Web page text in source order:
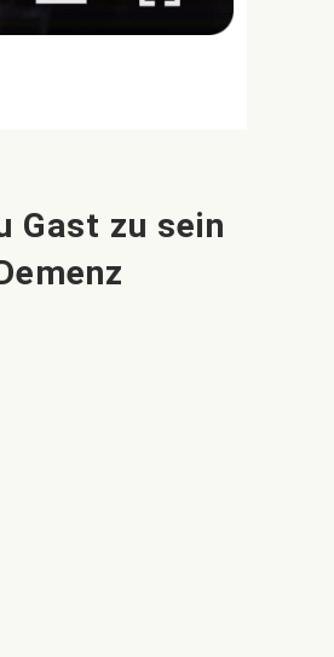
Gast zu sein